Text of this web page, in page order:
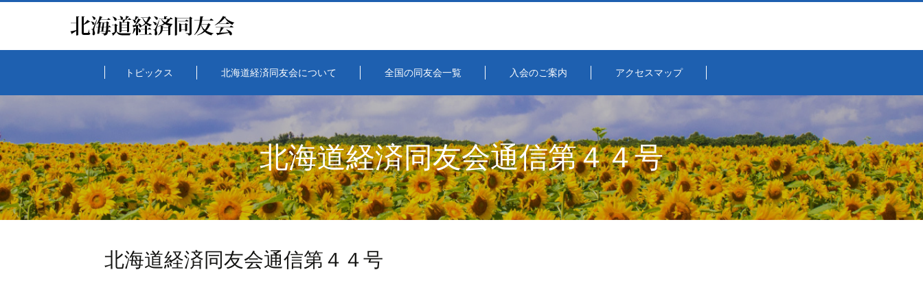
トピックス 北海道経済同友会について 全国の同友会一覧 入会のご案内 アクセスマップ
北海道経済同友会通信第４４号
北海道経済同友会通信第４４号